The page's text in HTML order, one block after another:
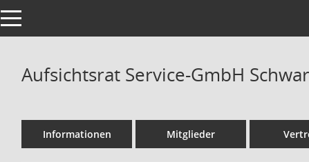
Toggle navigation
Aufsichtsrat Service-GmbH
Informationen Mitglieder